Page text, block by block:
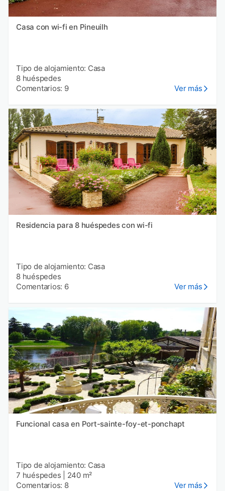
Casa con wi-fi en Pineuilh
Tipo de alojamiento: Casa
8 huéspedes
Comentarios: 9
Ver más
Residencia para 8 huéspedes con wi-fi
Tipo de alojamiento: Casa
8 huéspedes
Comentarios: 6
Ver más
Funcional casa en Port-sainte-foy-et-ponchapt
Tipo de alojamiento: Casa
7 huéspedes
240 m²
Comentarios: 8
Ver más